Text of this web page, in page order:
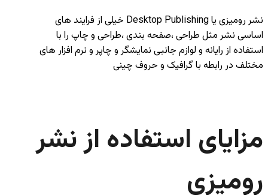
نشر رومیزی یا Desktop Publishing خیلی از فرایند های
اساسی نشر مثل طراحی ،صفحه بندی ،طراحی و چاپ را با
استفاده از رایانه و لوازم جانبی نمایشگر و چاپر و نرم افزار های
مختلف در رابطه با گرافیک و حروف چینی
مزایای استفاده از نشر
رومیزی